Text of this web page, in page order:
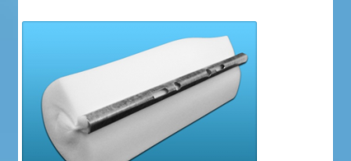
Uvjeti poslovanja
Uvjeti poslovanja
Zaštita privatnosti
Zaštita privatnosti i uvjeti poslovanja